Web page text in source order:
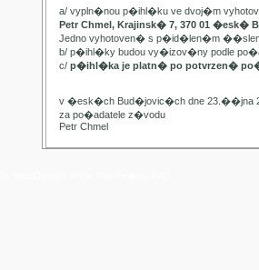
a/ vypln�nou p�ihl�ku ve dvoj�m
Petr Chmel, Krajinsk� 7, 370 01 �esk�
Jedno vyhotoven� s p�id�len�m
b/ p�ihl�ky budou vy�izov�ny podle
c/ p�ihl�ka je platn� po potvrzen�
v �esk�ch Bud�jovic�ch dne 23.��jna
za po�adatele z�vodu
Petr Chmel